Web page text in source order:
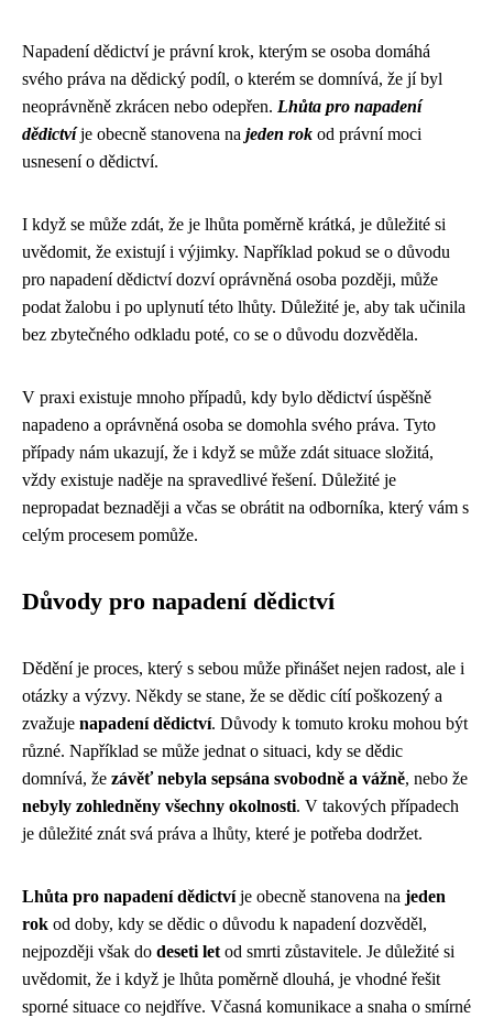
Napadení dědictví je právní krok, kterým se osoba domáhá
svého práva na dědický podíl, o kterém se domnívá, že jí byl
neoprávněně zkrácen nebo odepřen. Lhůta pro napadení
dědictvíje obecně stanovena na jeden rok od právní moci
usnesení o dědictví.
I když se může zdát, že je lhůta poměrně krátká, je důležité si
uvědomit, že existují i výjimky. Například pokud se o důvodu
pro napadení dědictví dozví oprávněná osoba později, může
podat žalobu i po uplynutí této lhůty. Důležité je, aby tak učinila
bez zbytečného odkladu poté, co se o důvodu dozvěděla.
V praxi existuje mnoho případů, kdy bylo dědictví úspěšně
napadeno a oprávněná osoba se domohla svého práva. Tyto
případy nám ukazují, že i když se může zdát situace složitá,
vždy existuje naděje na spravedlivé řešení. Důležité je
nepropadat beznaději a včas se obrátit na odborníka, který vám s
celým procesem pomůže.
Důvody pro napadení dědictví
Dědění je proces, který s sebou může přinášet nejen radost, ale i
otázky a výzvy. Někdy se stane, že se dědic cítí poškozený a
zvažuje napadení dědictví. Důvody k tomuto kroku mohou být
různé. Například se může jednat o situaci, kdy se dědic
domnívá, že závěť nebyla sepsána svobodně a vážně, nebo že
nebyly zohledněny všechny okolnosti. V takových případech
je důležité znát svá práva a lhůty, které je potřeba dodržet.
Lhůta pro napadení dědictvíje obecně stanovena na jeden
rok od doby, kdy se dědic o důvodu k napadení dozvěděl,
nejpozději však do deseti let od smrti zůstavitele. Je důležité si
uvědomit, že i když je lhůta poměrně dlouhá, je vhodné řešit
sporné situace co nejdříve. Včasná komunikace a snaha o smírné